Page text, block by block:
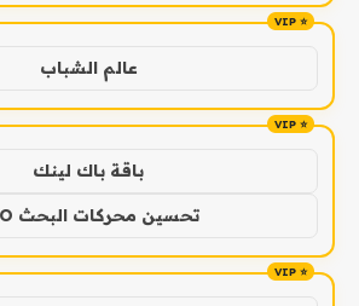
عالم الشباب
باقة باك لينك
تحسين محركات البحث SEO